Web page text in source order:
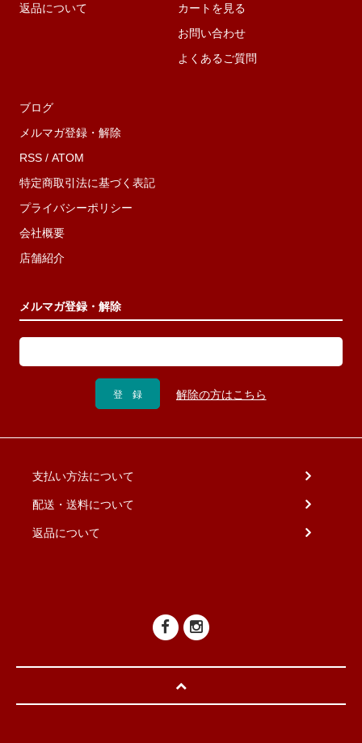
返品について
カートを見る
お問い合わせ
よくあるご質問
ブログ
メルマガ登録・解除
RSS /ATOM
特定商取引法に基づく表記
プライバシーポリシー
会社概要
店舗紹介
メルマガ登録・解除
支払い方法について
配送・送料について
返品について